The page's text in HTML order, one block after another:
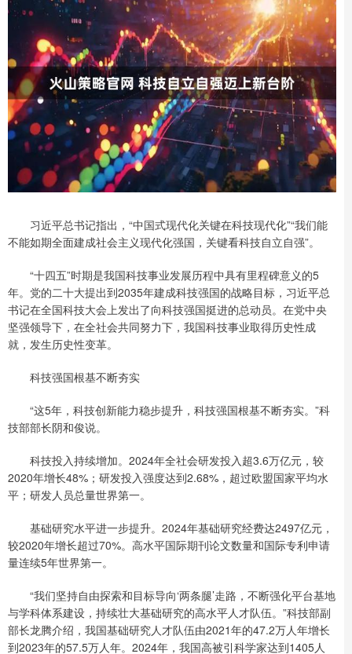
习近平总书记指出，“中国式现代化关键在科技现代化”“我们能
不能如期全面建成社会主义现代化强国，关键看科技自立自强”。
“十四五”时期是我国科技事业发展历程中具有里程碑意义的5
年。党的二十大提出到2035年建成科技强国的战略目标，习近平总
书记在全国科技大会上发出了向科技强国挺进的总动员。在党中央
坚强领导下，在全社会共同努力下，我国科技事业取得历史性成
就，发生历史性变革。
科技强国根基不断夯实
“这5年，科技创新能力稳步提升，科技强国根基不断夯实。”科
技部部长阴和俊说。
科技投入持续增加。2024年全社会研发投入超3.6万亿元，较
2020年增长48%；研发投入强度达到2.68%，超过欧盟国家平均水
平；研发人员总量世界第一。
基础研究水平进一步提升。2024年基础研究经费达2497亿元，
较2020年增长超过70%。高水平国际期刊论文数量和国际专利申请
量连续5年世界第一。
“我们坚持自由探索和目标导向‘两条腿’走路，不断强化平台基地
与学科体系建设，持续壮大基础研究的高水平人才队伍。”科技部副
部长龙腾介绍，我国基础研究人才队伍由2021年的47.2万人年增长
到2023年的57.5万人年。2024年，我国高被引科学家达到1405人